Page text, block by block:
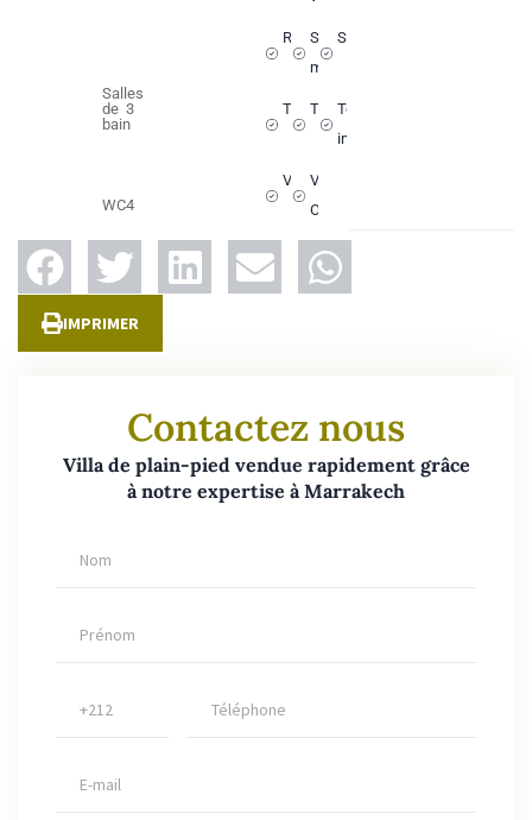
Salles
de
bain
3
WC4
RooftopSalle à
manger
Salon
Terrasse
TitréToilettes
invités
Vaisselle
VNA
OK
IMPRIMER
Contactez nous
Villa de plain-pied vendue rapidement grâce
à notre expertise à Marrakech